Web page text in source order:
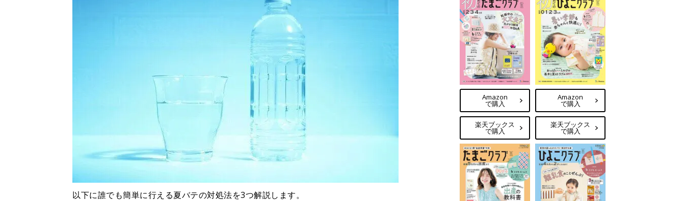
以下に誰でも簡単に行える夏バテの対処法を3つ解説します。
Amazon
で購入
楽天ブックス
で購入
Amazon
で購入
楽天ブックス
で購入